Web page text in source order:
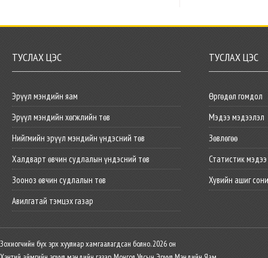
ТУСЛАХ ЦЭС
Эрүүл мэндийн яам
Эрүүл мэндийн хөгжлийн төв
Нийгмийн эрүүл мэндийн үндэсний төв
Халдварт өвчин судлалын үндэсний төв
Зооноз өвчин судлалын төв
Авилгатай тэмцэх газар
ТУСЛАХ ЦЭС
Өргөдөл гомдол
Мэдээ мэдээлэл
Зөвлөгөө
Статистик мэдээ
Хувийн ашиг
Зохиогчийн бүх эрх хуулиар хамгаалагдсан болно. 2026 он